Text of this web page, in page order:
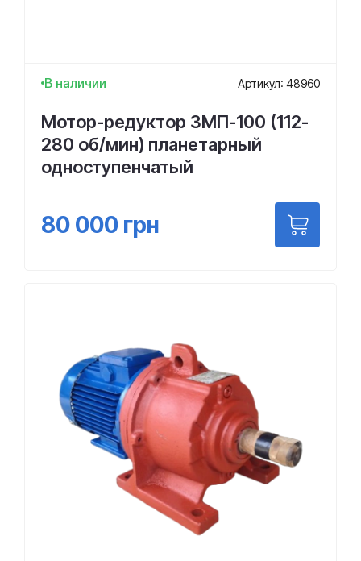
В наличии Артикул: 48960
Мотор-редуктор 3МП-100 (112-
280 об/мин) планетарный
одноступенчатый
80 000 грн